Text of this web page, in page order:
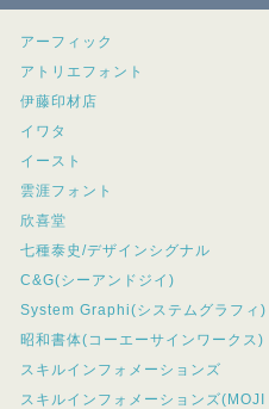
アーフィック
アトリエフォント
伊藤印材店
イワタ
イースト
雲涯フォント
欣喜堂
七種泰史/デザインシグナル
C&G(シーアンドジイ)
System Graphi(システムグラフィ)
昭和書体(コーエーサインワークス)
スキルインフォメーションズ
スキルインフォメーションズ(MOJI